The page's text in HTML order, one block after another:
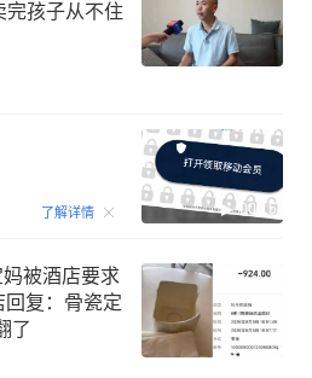
完孩子从不住
了解详情 00:15
被酒店要求
复：骨瓷定
了